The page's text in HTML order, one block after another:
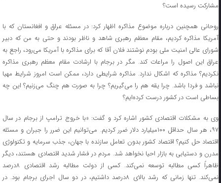
مشارکت رسیده است؟
روحانی همچنین درباره موضوع مذاکره اظهار کرد: در مسئله عراق و افغانستان که با
آمریکا مذاکره کردیم، مقام معظم رهبری شاهد و ناظر بودند و حتی به من که دبیر
شورای عالی امنیت ملی بودم نوشتند فلان آقا که برای مذاکره با آمریکا می‌رود، راجع به
عراق این اصول را مراعات کند. مگر در برجام با ارشادت مقام معظم رهبری مذاکره
نکردیم؟ مذاکره که اشکال ندارد. مذاکره شرایطی دارد، ممکن است امروز شرایط مهیا
نباشد و فردا باشد. چرا یقه هم را می‌گیریم؟ چرا به صورت هم چنگ می‌زنیم؟ این چه
بساطی است در کشور درست کرده‌ایم؟
وی به مشکلات اقتصادی کشور اشاره کرد و گفت: «با خروج ترامپ از برجام در سال
۹۷، هر سال حداقل ۱۰۰میلیارد دلار ضرر کردیم. می‌توانیم این ضرر را جبران و مسئله
اقتصاد حل کنیم؟ اقتصاد کشور بدون تعامل سازنده با جهان، جذب سرمایه و تکنولوژی
مدرن و دستیابی به بازار احیا نخواهد شد. مردم در فشار شدید اقتصادی هستند، دیگر
ظاهراً کسی مطالبه توسعه نمی‌کند. کسی از دولت مطالبه رشد اقتصادی ۸درصد
نمی‌کند. تنها زمانی که رشد بالای ۸درصد داشتیم، در دو سال اجرای برجام بود. در